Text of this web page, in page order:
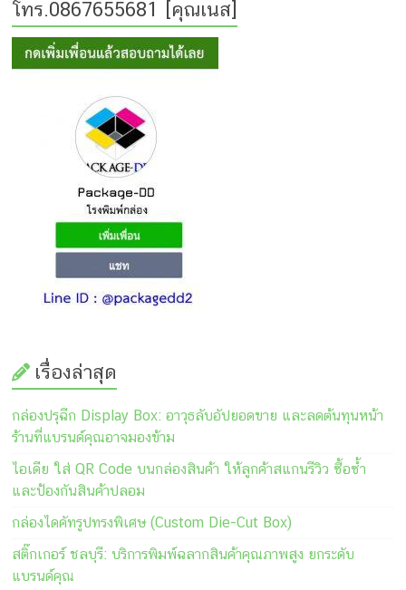
โทร.0867655681 [คุณเนส]
เรื่องล่าสุด
กล่องปรุฉีก Display Box: อาวุธลับอัปยอดขาย และลดต้นทุนหน้า
ร้านที่แบรนด์คุณอาจมองข้าม
ไอเดีย ใส่ QR Code บนกล่องสินค้า ให้ลูกค้าสแกนรีวิว ซื้อซ้ำ
และป้องกันสินค้าปลอม
กล่องไดคัทรูปทรงพิเศษ (Custom Die-Cut Box)
สติ๊กเกอร์ ชลบุรี: บริการพิมพ์ฉลากสินค้าคุณภาพสูง ยกระดับ
แบรนด์คุณ